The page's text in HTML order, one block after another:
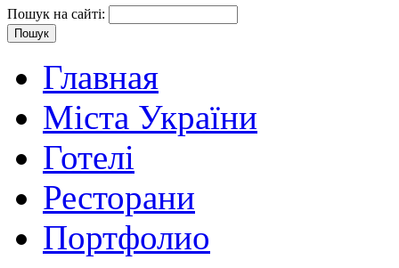
Пошук на сайті:
Главная
Міста України
Готелі
Ресторани
Портфолио